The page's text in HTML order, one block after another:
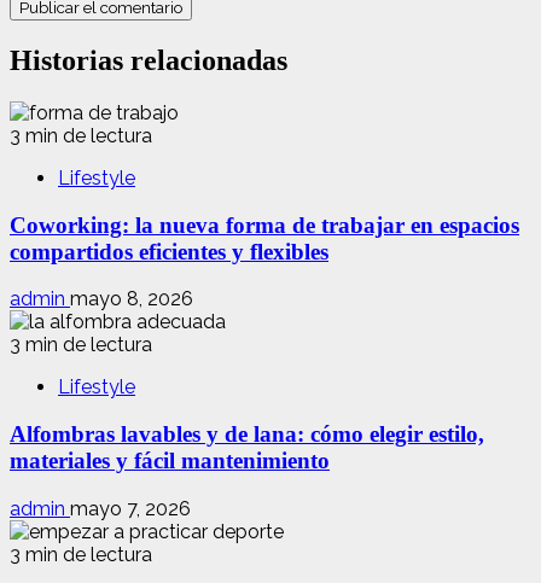
Historias relacionadas
3 min de lectura
Lifestyle
Coworking: la nueva forma de trabajar en espacios
compartidos eficientes y flexibles
admin mayo 8, 2026
3 min de lectura
Lifestyle
Alfombras lavables y de lana: cómo elegir estilo,
materiales y fácil mantenimiento
admin mayo 7, 2026
3 min de lectura